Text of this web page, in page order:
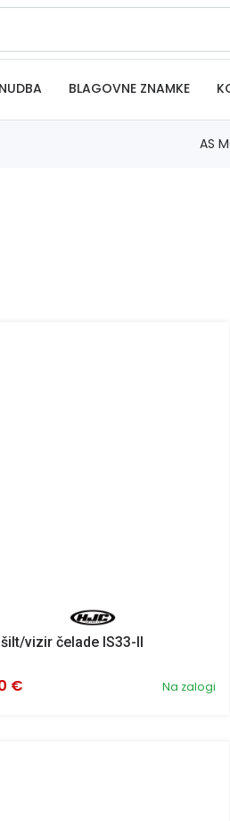
BLAGOVNE ZNAMKE
AS
vizir čelade IS33-II
Na zalogi
€